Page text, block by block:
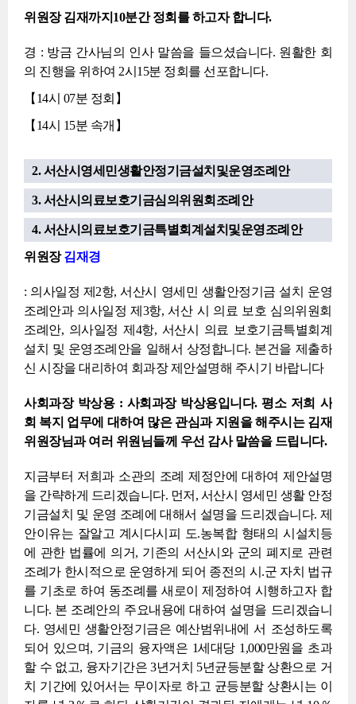
위원장 김재까지10분간 정회를 하고자 합니다.
경 : 방금 간사님의 인사 말씀을 들으셨습니다. 원활한 회
의 진행을 위하여 2시15분 정회를 선포합니다.
【14시 07분 정회】
【14시 15분 속개】
2. 서산시영세민생활안정기금설치및운영조례안
3. 서산시의료보호기금심의위원회조례안
4. 서산시의료보호기금특별회계설치및운영조례안
위원장김재경
: 의사일정 제2항, 서산시 영세민 생활안정기금 설치 운영
조례안과 의사일정 제3항, 서산 시 의료 보호 심의위원회
조례안, 의사일정 제4항, 서산시 의료 보호기금특별회계
설치 및 운영조례안을 일해서 상정합니다. 본건을 제출하
신 시장을 대리하여 회과장 제안설명해 주시기 바랍니다
사회과장 박상용 : 사회과장 박상용입니다. 평소 저희 사
회 복지 업무에 대하여 많은 관심과 지원을 해주시는 김재
위원장님과 여러 위원님들께 우선 감사 말씀을 드립니다.
지금부터 저희과 소관의 조례 제정안에 대하여 제안설명
을 간략하게 드리겠습니다. 먼저, 서산시 영세민 생활 안정
기금설치 및 운영 조례에 대해서 설명을 드리겠습니다. 제
안이유는 잘알고 계시다시피 도.농복합 형태의 시설치등
에 관한 법률에 의거, 기존의 서산시와 군의 폐지로 관련
조례가 한시적으로 운영하게 되어 종전의 시.군 자치 법규
를 기초로 하여 동조례를 새로이 제정하여 시행하고자 합
니다. 본 조례안의 주요내용에 대하여 설명을 드리겠습니
다. 영세민 생활안정기금은 예산범위내에 서 조성하도록
되어 있으며, 기금의 융자액은 1세대당 1,000만원을 초과
할 수 없고, 융자기간은 3년거치 5년균등분할 상환으로 거
치 기간에 있어서는 무이자로 하고 균등분할 상환시는 이